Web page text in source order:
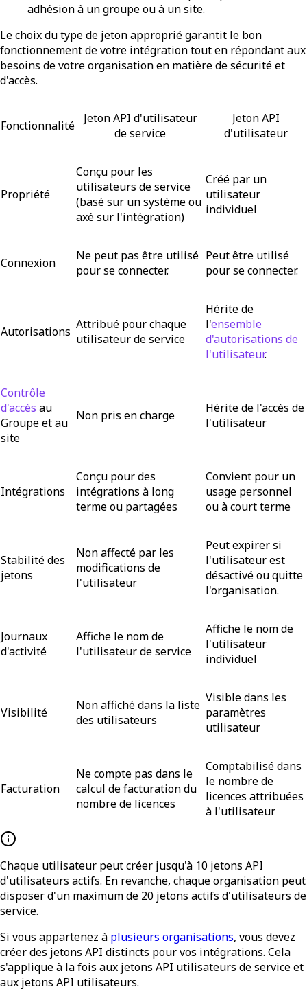
adhésion à un groupe ou à un site.
Le choix du type de jeton approprié garantit le bon
fonctionnement de votre intégration tout en répondant aux
besoins de votre organisation en matière de sécurité et
d'accès.
Fonctionnalité
Jeton API d'utilisateur
de service
Jeton API
d'utilisateur
Propriété
Conçu pour les
utilisateurs de service
(basé sur un système ou
axé sur l'intégration)
Créé par un
utilisateur
individuel
Connexion
Ne peut pas être utilisé
pour se connecter.
Peut être utilisé
pour se connecter.
Autorisations Attribué pour chaque
utilisateur de service
Hérite de
l'ensemble
d'autorisations de
l'utilisateur.
Contrôle
d'accès au
Groupe et au
site
Non pris en charge
Hérite de l'accès de
l'utilisateur
Intégrations
Conçu pour des
intégrations à long
terme ou partagées
Convient pour un
usage personnel
ou à court terme
Stabilité des
jetons
Non affecté par les
modifications de
l'utilisateur
Peut expirer si
l'utilisateur est
désactivé ou quitte
l'organisation.
Journaux
d'activité
Affiche le nom de
l'utilisateur de service
Affiche le nom de
l'utilisateur
individuel
Visibilité
Non affiché dans la liste
des utilisateurs
Visible dans les
paramètres
utilisateur
Facturation
Ne compte pas dans le
calcul de facturation du
nombre de licences
Comptabilisé dans
le nombre de
licences attribuées
à l'utilisateur
Chaque utilisateur peut créer jusqu'à 10 jetons API
d'utilisateurs actifs. En revanche, chaque organisation peut
disposer d'un maximum de 20 jetons actifs d'utilisateurs de
service.
Si vous appartenez à plusieurs organisations, vous devez
créer des jetons API distincts pour vos intégrations. Cela
s'applique à la fois aux jetons API utilisateurs de service et
aux jetons API utilisateurs.